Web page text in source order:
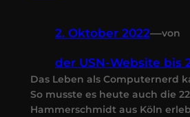
2. Oktober 2022—von
der USN-Website bis
Das Leben als Computernerd
So musste es heute auch die
Hammerschmidt aus Köln